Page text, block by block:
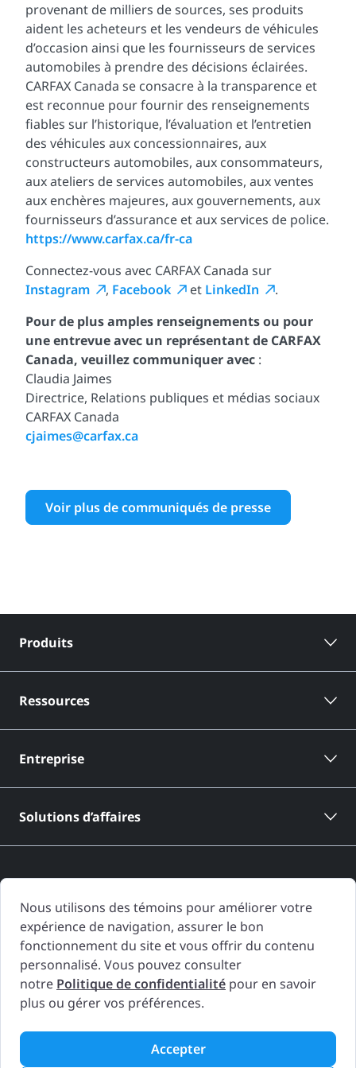
provenant de milliers de sources, ses produits
aident les acheteurs et les vendeurs de véhicules
d’occasion ainsi que les fournisseurs de services
automobiles à prendre des décisions éclairées.
CARFAX Canada se consacre à la transparence et
est reconnue pour fournir des renseignements
fiables sur l’historique, l’évaluation et l’entretien
des véhicules aux concessionnaires, aux
constructeurs automobiles, aux consommateurs,
aux ateliers de services automobiles, aux ventes
aux enchères majeures, aux gouvernements, aux
fournisseurs d’assurance et aux services de police.
https://www.carfax.ca/fr-ca
Connectez-vous avec CARFAX Canada sur
Instagram
, Facebook et LinkedIn
.
Pour de plus amples renseignements ou pour
une entrevue avec un représentant de CARFAX
Canada, veuillez communiquer avec :
Claudia Jaimes
Directrice, Relations publiques et médias sociaux
CARFAX Canada
cjaimes@carfax.ca
Voir plus de communiqués de presse
Produits
Ressources
Entreprise
Solutions d’affaires
Les rapports d'historique de véhicule de CARFAX Canada sont basés
uniquement sur l'information fournie à CARFAX Canada et disponible à
la date de génération du rapport d'historique de véhicule. D'autres
informations concernant le véhicule, y compris les problèmes, peuvent
ne pas avoir été rapportées à CARFAX Canada. Utilisez le Rapport
d'une inspection du véhicule et d'un essai routier, afin de prendre une
meilleure décision concernant votre prochain achat de d'automobile.
Nous utilisons des témoins pour améliorer votre
expérience de navigation, assurer le bon
fonctionnement du site et vous offrir du contenu
personnalisé. Vous pouvez consulter
notre Politique de confidentialité pour en savoir
plus ou gérer vos préférences.
Accepter